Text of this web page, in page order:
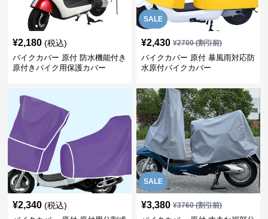
¥2,180 (税込)
バイクカバー 原付 防水機能付き
原付きバイク用保護カバー
SALE
¥2,430 ¥2700(割引前)
バイクカバー 原付 暴風雨対応防
水原付バイクカバー
¥2,340 (税込)
SALE
¥3,380 ¥3760(割引前)